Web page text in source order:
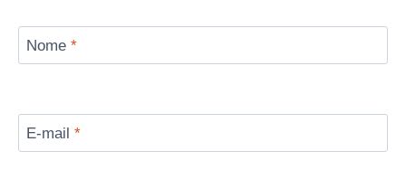
Nome *
E-mail *